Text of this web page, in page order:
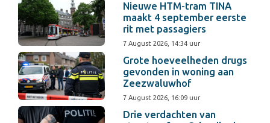
Nieuwe HTM-tram TINA
maakt 4 september eerste
rit met passagiers
7 August 2026, 14:34 uur
Grote hoeveelheden drugs
gevonden in woning aan
Zeezwaluwhof
7 August 2026, 16:09 uur
Drie verdachten van